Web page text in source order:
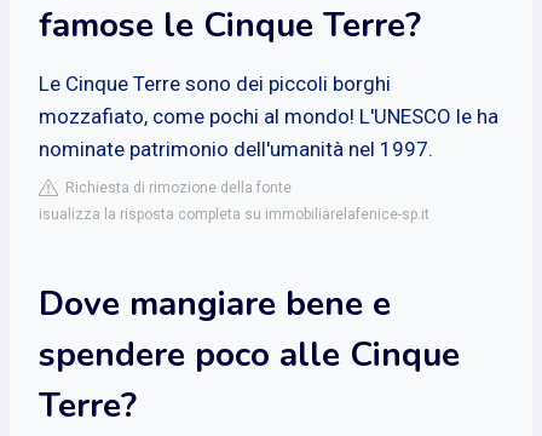
famose le Cinque Terre?
Le Cinque Terre sono dei piccoli borghi
mozzafiato, come pochi al mondo! L'UNESCO le ha
nominate patrimonio dell'umanità nel 1997.
Richiesta di rimozione della fonte
isualizza la risposta completa su immobiliarelafenice-sp.it
Dove mangiare bene e
spendere poco alle Cinque
Terre?